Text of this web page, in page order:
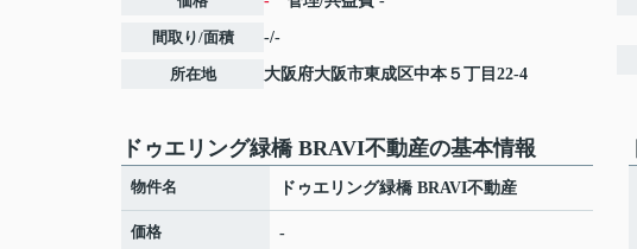
間取り/面積 -/-
所在地 大阪府大阪市東成区中本 ５丁目22-4
ドゥエリング緑橋 BRAVI不動産の基本情報
物件名 ドゥエリング緑橋 BRAVI不動産
価格 -